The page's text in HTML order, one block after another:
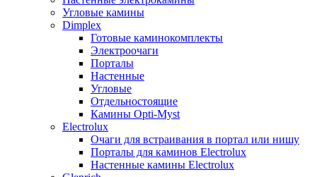
Угловые камины
Dimplex
Готовые каминокомплекты
Электроочаги
Порталы
Настенные
Угловые
Отдельностоящие
Камины Opti-Myst
Electrolux
Очаги для встраивания в портал или нишу
Порталы для каминов Electrolux
Настенные камины Electrolux